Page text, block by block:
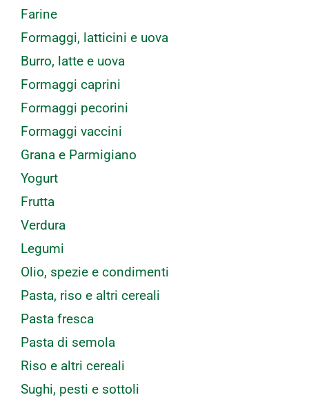
Farine
Formaggi, latticini e uova
Burro, latte e uova
Formaggi caprini
Formaggi pecorini
Formaggi vaccini
Grana e Parmigiano
Yogurt
Frutta
Verdura
Legumi
Olio, spezie e condimenti
Pasta, riso e altri cereali
Pasta fresca
Pasta di semola
Riso e altri cereali
Sughi, pesti e sottoli